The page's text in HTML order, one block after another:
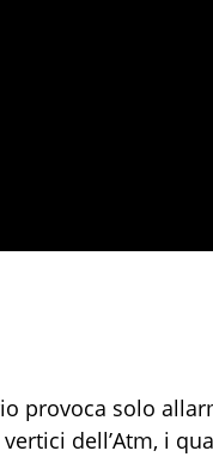
provoca solo
dell’Atm, i